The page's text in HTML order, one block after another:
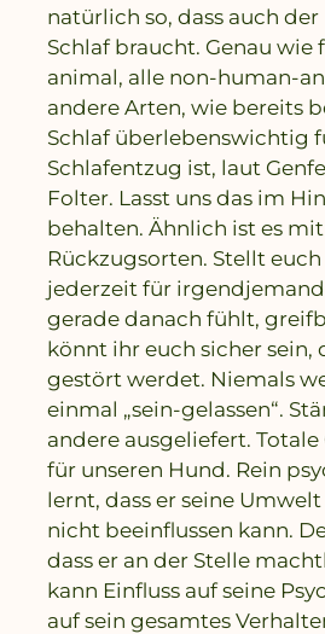
natürlich so, dass auch
Schlaf braucht. Genau wie
animal, alle non-human-
andere Arten, wie bereits
Schlaf überlebenswichtig
Schlafentzug ist, laut
Folter. Lasst uns das im
behalten. Ähnlich ist es
Rückzugsorten. Stellt euch
jederzeit für
gerade danach fühlt,
könnt ihr euch sicher sein,
gestört werdet. Niemals
einmal „sein-gelassen“.
andere ausgeliefert.
für unseren Hund. Rein
lernt, dass er seine
nicht beeinflussen kann.
dass er an der Stelle
kann Einfluss auf seine
auf sein gesamtes